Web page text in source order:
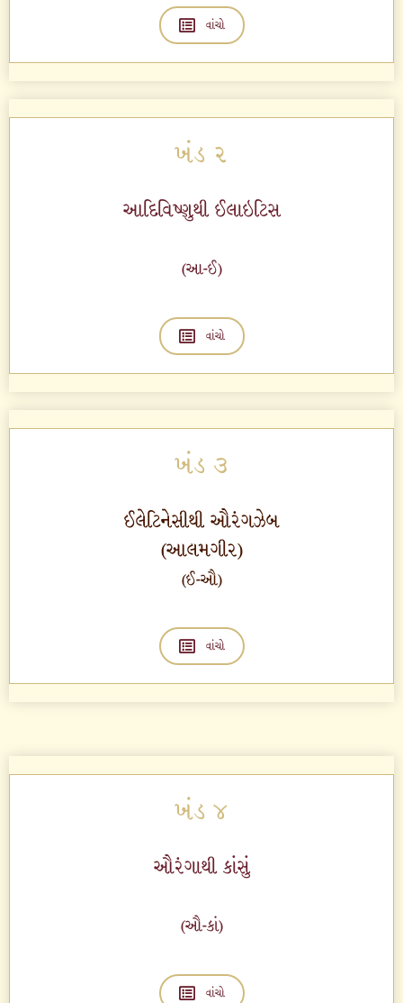
વાંચો
ખંડ ૨
આદિવિષ્ણુથી ઈલાઇટિસ
(આ-ઈ)
વાંચો
ખંડ ૩
ઈલેટિનેસીથી ઔરંગઝેબ
(આલમગીર)
(ઈ-ઔ)
વાંચો
ખંડ ૪
ઔરંગાથી કાંસું
(ઔ-કાં)
વાંચો